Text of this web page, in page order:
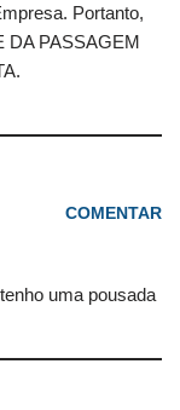
Portanto,
DA PASSAGEM
COMENTAR
uma pousada